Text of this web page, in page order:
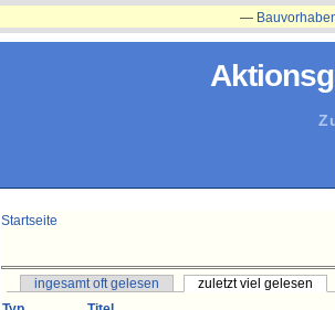
Bauvorhaben in
Startseite
ingesamt oft gelesen
zuletzt viel gelesen